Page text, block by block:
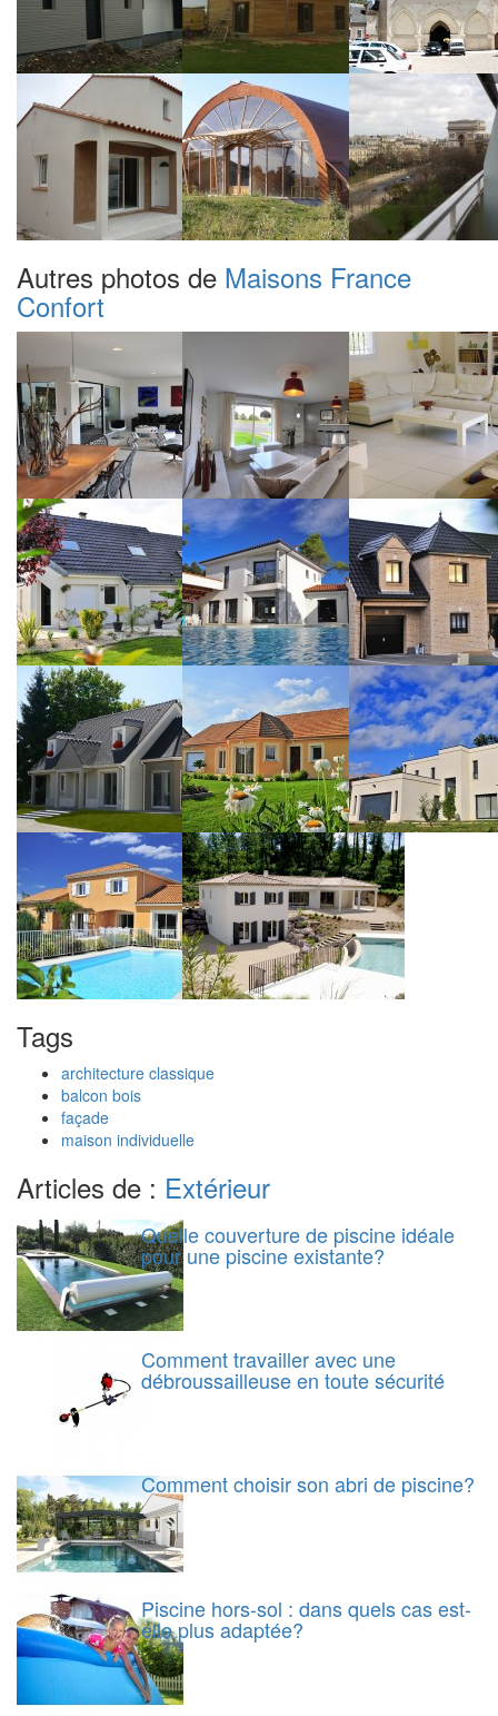
Autres photos de Maisons France
Confort
Tags
architecture classique
balcon bois
façade
maison individuelle
Articles de : Extérieur
Quelle couverture de piscine idéale
pour une piscine existante?
Comment travailler avec une
débroussailleuse en toute sécurité
Comment choisir son abri de piscine?
Piscine hors-sol : dans quels cas est-
elle plus adaptée?